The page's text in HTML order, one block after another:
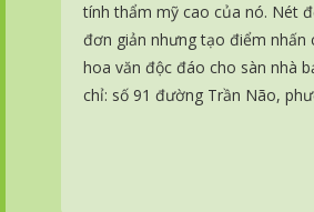
tính thẩm mỹ cao của nó. Nét
đơn giản nhưng tạo điểm nhấn
hoa văn độc đáo cho sàn nhà
chỉ: số 91 đường Trần Não,